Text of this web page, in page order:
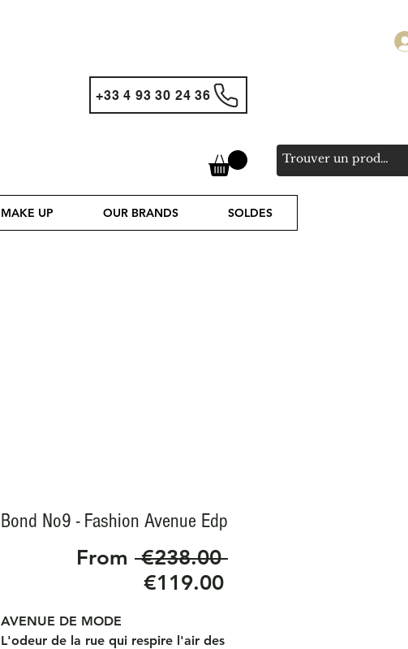
+33 4 93 30 24 36
MAKE UP OUR BRANDS SOLDES
Bond No9 - Fashion Avenue Edp
From €238.00 Regular
€119.00Sale
AVENUE DE MODE
L'odeur de la rue qui respire l'air des